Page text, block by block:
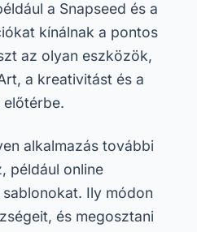
a Snapseed és a
kínálnak a pontos
az olyan eszközök,
a kreativitást és a
alkalmazás további
például online
Ily módon
és megosztani